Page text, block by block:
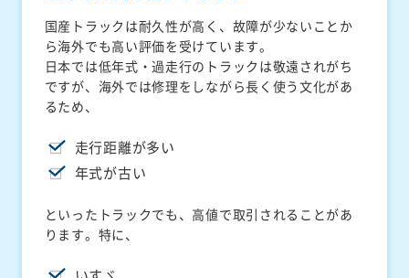
国産トラックは耐久性が高く、故障が少ないことか
ら海外でも高い評価を受けています。
日本では低年式・過走行のトラックは敬遠されがち
ですが、海外では修理をしながら長く使う文化があ
るため、
走行距離が多い
年式が古い
といったトラックでも、高値で取引されることがあ
ります。特に、